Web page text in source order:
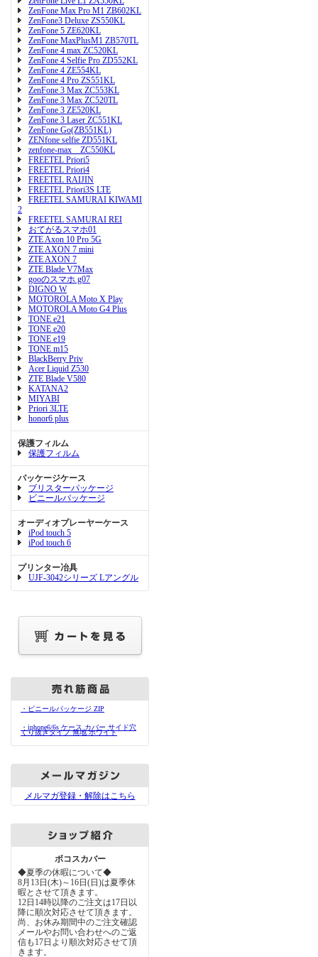
ZenFone Max Pro M1 ZB602KL
ZenFone3 Deluxe ZS550KL
ZenFone 5 ZE620KL
ZenFone MaxPlusM1 ZB570TL
ZenFone 4 max ZC520KL
ZenFone 4 Selfie Pro ZD552KL
ZenFone 4 ZE554KL
ZenFone 4 Pro ZS551KL
ZenFone 3 Max ZC553KL
ZenFone 3 Max ZC520TL
ZenFone 3 ZE520KL
ZenFone 3 Laser ZC551KL
ZenFone Go(ZB551KL)
ZENfone selfie ZD551KL
zenfone-max ZC550KL
FREETEL Priori5
FREETEL Priori4
FREETEL RAIJIN
FREETEL Priori3S LTE
FREETEL SAMURAI KIWAMI
2
FREETEL SAMURAI REI
おてがるスマホ01
ZTE Axon 10 Pro 5G
ZTE AXON 7 mini
ZTE AXON 7
ZTE Blade V7Max
gooのスマホ g07
DIGNO W
MOTOROLA Moto X Play
MOTOROLA Moto G4 Plus
TONE e21
TONE e20
TONE e19
TONE m15
BlackBerry Priv
Acer Liquid Z530
ZTE Blade V580
KATANA2
MIYABI
Priori 3LTE
honor6 plus
保護フィルム
保護フィルム
パッケージケース
ブリスターパッケージ
ビニールパッケージ
オーディオプレーヤーケース
iPod touch 5
iPod touch 6
プリンター冶具
UJF-3042シリーズ Lアングル
・ビニールパッケージ ZIP
・iphone6/6s ケース カバー サイド穴
くり抜きタイプ 無地 ホワイト
メルマガ登録・解除はこちら
ボコスカバー
◆夏季の休暇について◆
8月13日(木)～16日(日)は夏季休
暇とさせて頂きます。
12日14時以降のご注文は17日以
降に順次対応させて頂きます。
尚、お休み期間中のご注文確認
メールやお問い合わせへのご返
信も17日より順次対応させて頂
きます。